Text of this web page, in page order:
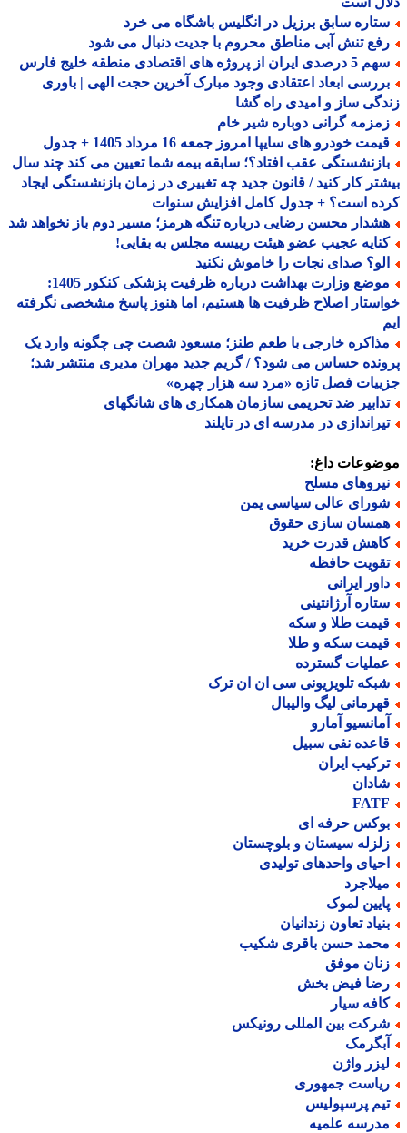
سابق برزیل در انگلیس باشگاه می خرد
تنش آبی مناطق محروم با جدیت دنبال می شود
از پروژه های اقتصادی منطقه خلیج فارس
ابعاد اعتقادی وجود مبارک آخرین حجت الهی | باوری
ساز و امیدی راه گشا
گرانی دوباره شیر خام
خودرو های سایپا امروز جمعه 16 مرداد 1405 + جدول
عقب افتاد؟؛ سابقه بیمه شما تعیین می کند چند سال
کار کنید / قانون جدید چه تغییری در زمان بازنشستگی ایجاد
است؟ + جدول کامل افزایش سنوات
محسن رضایی درباره تنگه هرمز؛ مسیر دوم باز نخواهد شد
عجیب عضو هیئت رییسه مجلس به بقایی!
صدای نجات را خاموش نکنید
موضع وزارت بهداشت درباره ظرفیت پزشکی کنکور 1405:
اصلاح ظرفیت ها هستیم، اما هنوز پاسخ مشخصی نگرفته
خارجی با طعم طنز؛ مسعود شصت چی چگونه وارد یک
حساس می شود؟ / گریم جدید مهران مدیری منتشر شد؛
فصل تازه «مرد سه هزار چهره»
ضد تحریمی سازمان همکاری های شانگهای
در مدرسه ای در تایلند
داغ:
مسلح
عالی سیاسی یمن
سازی حقوق
قدرت خرید
حافظه
ایرانی
آرژانتینی
طلا و سکه
سکه و طلا
گسترده
تلویزیونی سی ان ان ترک
لیگ والیبال
آمارو
نفی سبیل
ایران
حرفه ای
سیستان و بلوچستان
واحدهای تولیدی
لموک
تعاون زندانیان
حسن باقری شکیب
موفق
فیض بخش
سیار
بین المللی رونیکس
واژن
جمهوری
پرسپولیس
علمیه